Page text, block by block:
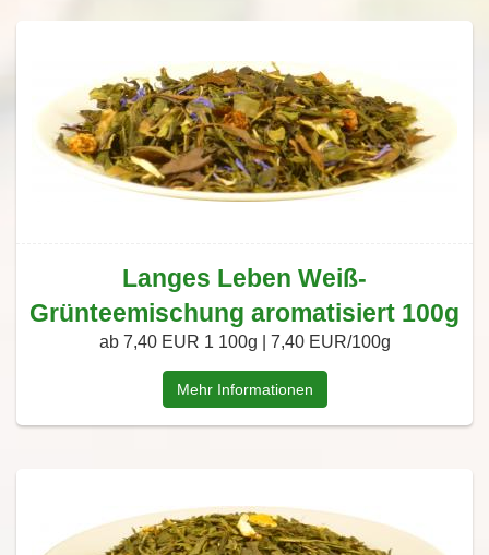
Langes Leben Weiß-
Grünteemischung aromatisiert 100g
ab 7,40 EUR 1 100g | 7,40 EUR/100g
Mehr Informationen